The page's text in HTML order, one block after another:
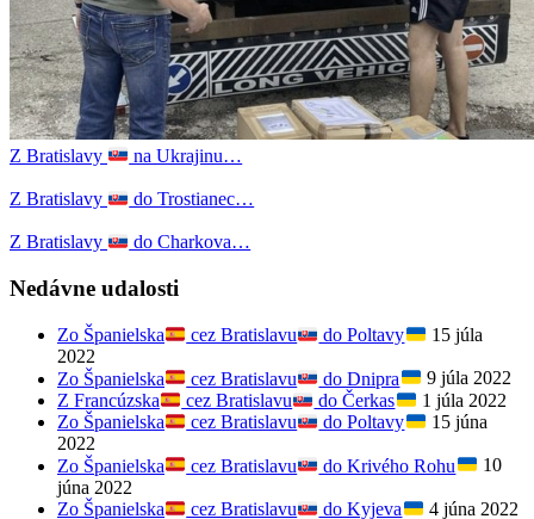
Z Bratislavy na Ukrajinu…
Z Bratislavy do Trostianec…
Z Bratislavy do Charkova…
Nedávne udalosti
Zo Španielska cez Bratislavu do Poltavy
15 júla
2022
Zo Španielska
cez Bratislavu do Dnipra
9 júla 2022
Z Francúzska
cez Bratislavu do Čerkas
1 júla 2022
Zo Španielska
cez Bratislavu do Poltavy
15 júna
2022
Zo Španielska
cez Bratislavu do Krivého Rohu
10
júna 2022
Zo Španielska
cez Bratislavu do Kyjeva
4 júna 2022